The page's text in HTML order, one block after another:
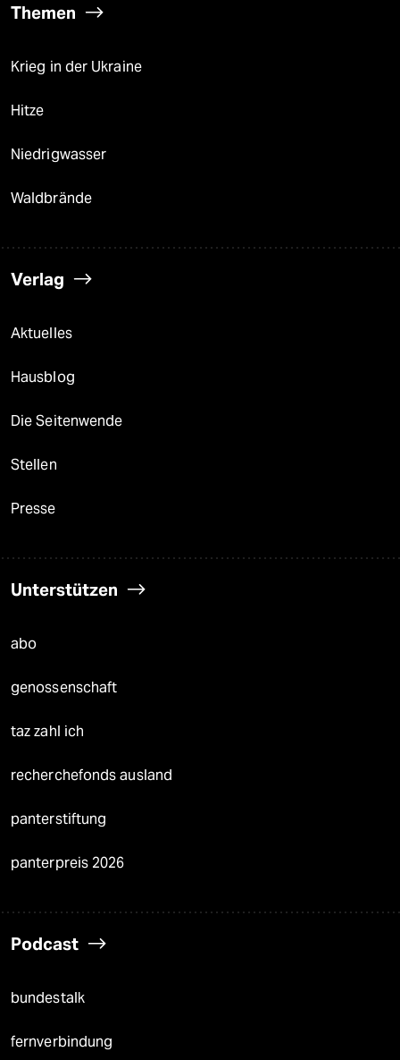
Themen
Krieg in der Ukraine
Hitze
Niedrigwasser
Waldbrände
Verlag
Aktuelles
Hausblog
Die Seitenwende
Stellen
Presse
Unterstützen
abo
genossenschaft
taz zahl ich
recherchefonds ausland
panterstiftung
panterpreis 2026
Podcast
bundestalk
fernverbindung